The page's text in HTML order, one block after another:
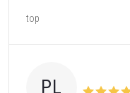
top
PL